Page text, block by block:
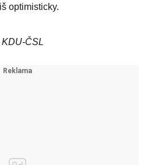
optimisticky.
ČSL